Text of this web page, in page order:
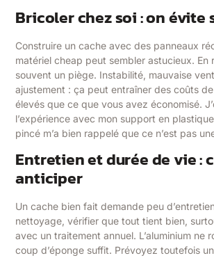
Bricoler chez soi : on évite
Construire un cache avec des panneaux
matériel cheap peut sembler astucieux. En
souvent un piège. Instabilité, mauvaise
ajustement : ça peut entraîner des coûts
élevés que ce que vous avez économisé.
l’expérience avec mon support en
pincé m’a bien rappelé que ce n’est pas
Entretien et durée de vie :
anticiper
Un cache bien fait demande peu
nettoyage, vérifier que tout tient bien,
avec un traitement annuel. L’aluminium ne
coup d’éponge suffit. Prévoyez toutefois